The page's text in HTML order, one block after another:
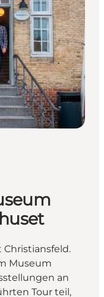
Christiansfeld.
Museum
an
Tour teil,